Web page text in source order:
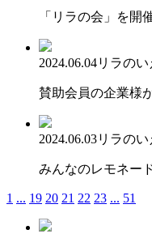
「リラの会」を
2024.06.04リラのい
賛助会員の企業様
2024.06.03リラのい
みんなのレモネー
1 ... 19 20 21 22 23 ... 51